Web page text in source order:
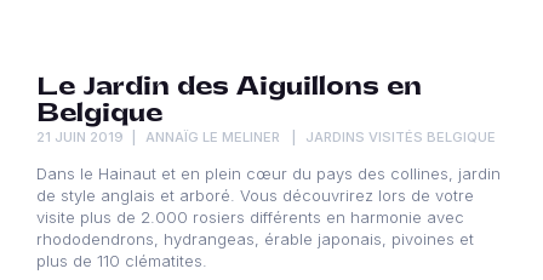
Le Jardin des Aiguillons en
Belgique
21 JUIN 2019 ANNAÏG LE MELINER JARDINS VISITÉS BELGIQUE
Dans le Hainaut et en plein cœur du pays des collines, jardin
de style anglais et arboré. Vous découvrirez lors de votre
visite plus de 2.000 rosiers différents en harmonie avec
rhododendrons, hydrangeas, érable japonais, pivoines et
plus de 110 clématites.